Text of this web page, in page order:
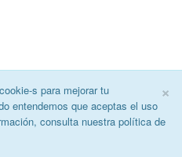
×
s para mejorar tu
entendemos que aceptas el uso
consulta nuestra política de